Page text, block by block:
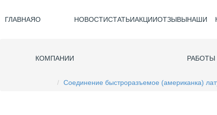
ГЛАВНАЯО
КОМПАНИИ
НОВОСТИСТАТЬИАКЦИИОТЗЫВЫНАШИ
РАБОТЫ
Соединение быстроразъемое (американка)